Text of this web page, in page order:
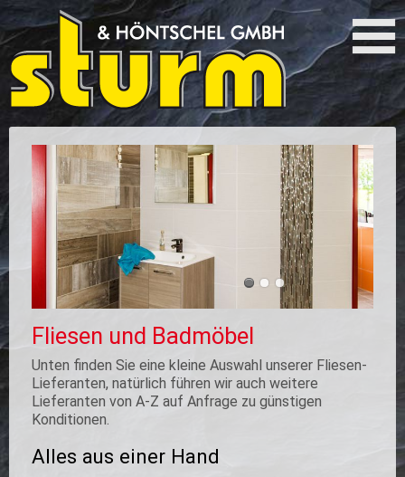
Fliesen und Badmöbel
Unten finden Sie eine kleine Auswahl unserer Fliesen-
Lieferanten, natürlich führen wir auch weitere
Lieferanten von A-Z auf Anfrage zu günstigen
Konditionen.
Alles aus einer Hand